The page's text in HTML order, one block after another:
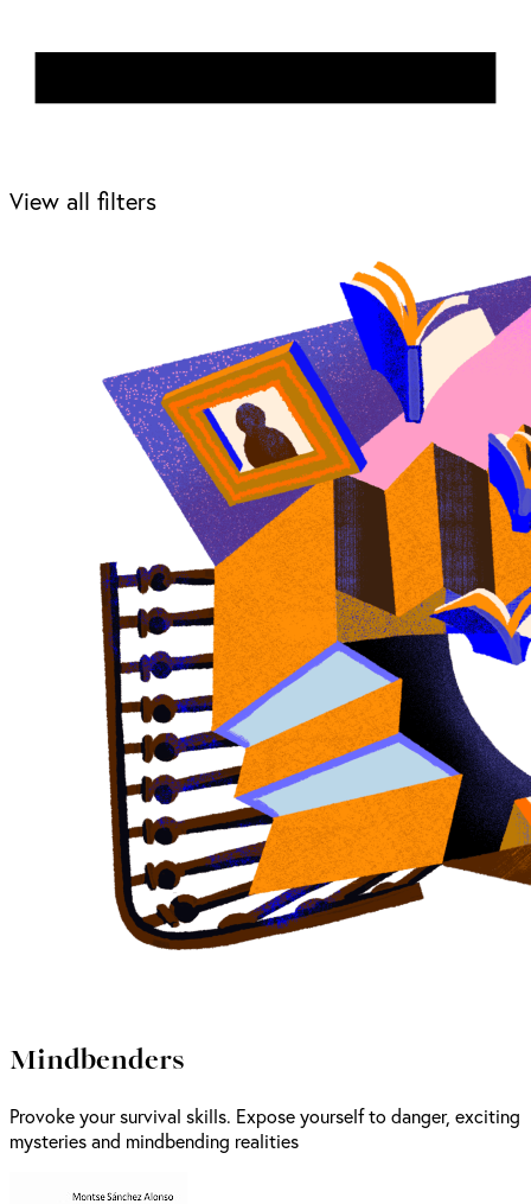
View all filters
Mindbenders
Provoke your survival skills. Expose yourself to danger, exciting
mysteries and mindbending realities